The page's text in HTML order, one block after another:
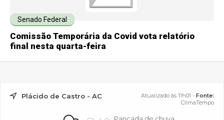
Senado Federal
Comissão Temporária da Covid vota relatório
final nesta quarta-feira
Plácido de Castro - AC Atualizado às 11h01 - Fonte:
ClimaTempo